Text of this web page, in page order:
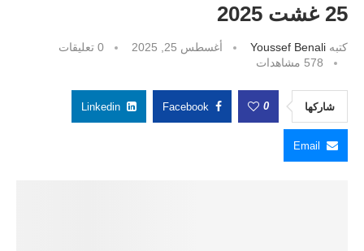
25 غشت 2025
كتبه Youssef Benali أغسطس 25, 2025
0 تعليقات
578 مشاهدات
شاركها 0
Facebook
Linkedin
Email